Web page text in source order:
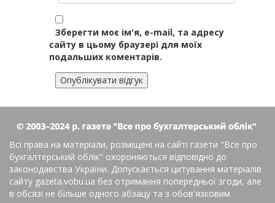
Зберегти моє ім'я, e-mail, та адресу
сайту в цьому браузері для моїх
подальших коментарів.
Всі права на матеріали, розміщені на сайті газети "Все про
бухгалтерський облік" охороняються відповідно до
законодавства України. Допускається цитування матеріалів
сайту gazeta.vobu.ua без отримання попередньої згоди, але
в обсязі не більше одного абзацу та з обов'язковим